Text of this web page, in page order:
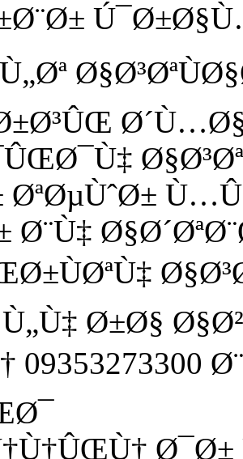
Ø§Ø³Øª
ØªØµÙˆØ±
Ø±Ø§
Ø¯Ø±